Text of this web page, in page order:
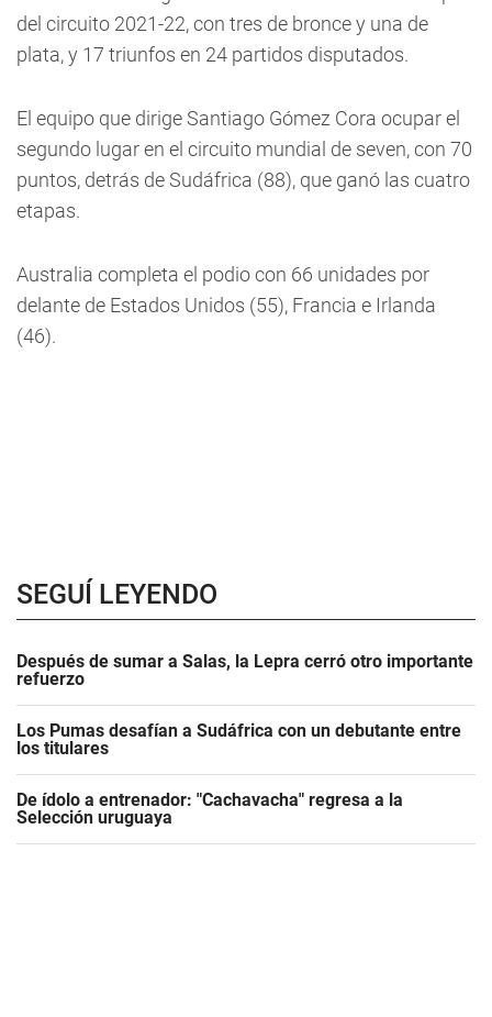
del circuito 2021-22, con tres de bronce y una de
plata, y 17 triunfos en 24 partidos disputados.
El equipo que dirige Santiago Gómez Cora ocupar el
segundo lugar en el circuito mundial de seven, con 70
puntos, detrás de Sudáfrica (88), que ganó las cuatro
etapas.
Australia completa el podio con 66 unidades por
delante de Estados Unidos (55), Francia e Irlanda
(46).
SEGUÍ LEYENDO
Después de sumar a Salas, la Lepra cerró otro importante
refuerzo
Los Pumas desafían a Sudáfrica con un debutante entre
los titulares
De ídolo a entrenador: "Cachavacha" regresa a la
Selección uruguaya